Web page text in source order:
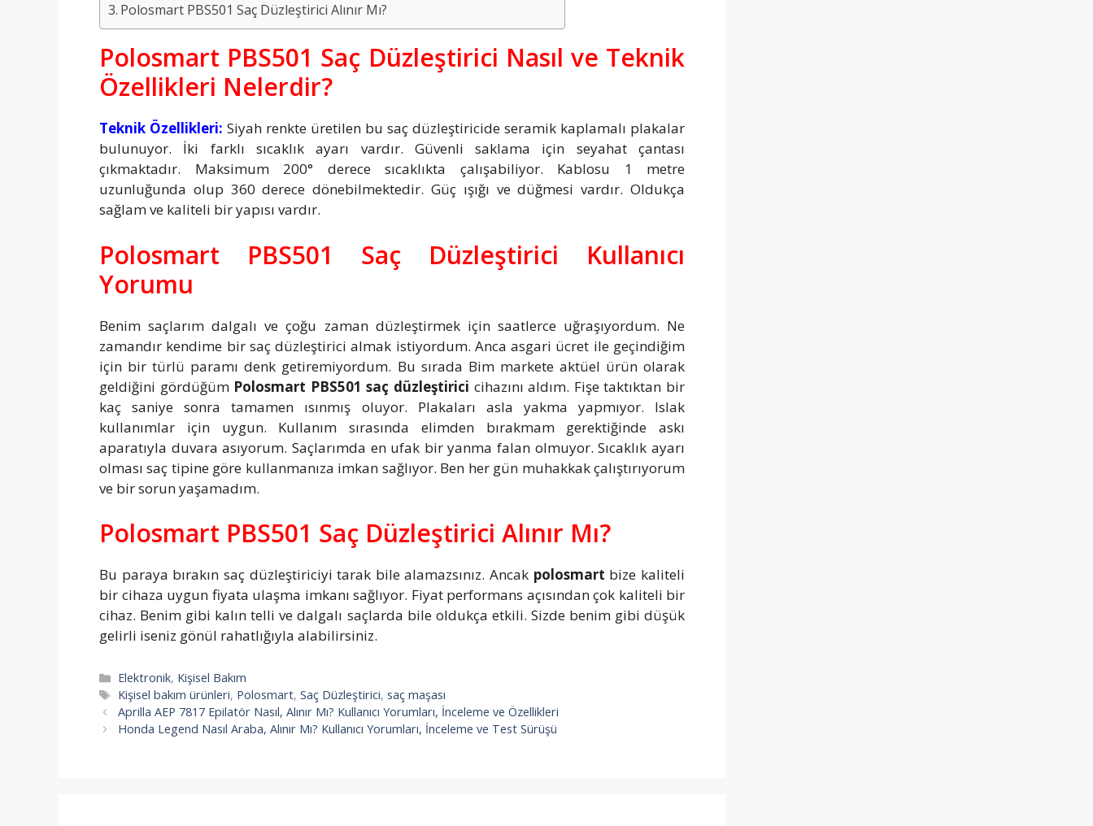
Polosmart PBS501 Saç Düzleştirici Alınır Mı?
Polosmart PBS501 Saç Düzleştirici Nasıl ve Teknik
Özellikleri Nelerdir?
Teknik Özellikleri: Siyah renkte üretilen bu saç düzleştiricide seramik kaplamalı plakalar
bulunuyor. İki farklı sıcaklık ayarı vardır. Güvenli saklama için seyahat çantası
çıkmaktadır. Maksimum 200° derece sıcaklıkta çalışabiliyor. Kablosu 1 metre
uzunluğunda olup 360 derece dönebilmektedir. Güç ışığı ve düğmesi vardır. Oldukça
sağlam ve kaliteli bir yapısı vardır.
Polosmart PBS501 Saç Düzleştirici Kullanıcı
Yorumu
Benim saçlarım dalgalı ve çoğu zaman düzleştirmek için saatlerce uğraşıyordum. Ne
zamandır kendime bir saç düzleştirici almak istiyordum. Anca asgari ücret ile geçindiğim
için bir türlü paramı denk getiremiyordum. Bu sırada Bim markete aktüel ürün olarak
geldiğini gördüğüm Polosmart PBS501 saç düzleştirici cihazını aldım. Fişe taktıktan bir
kaç saniye sonra tamamen ısınmış oluyor. Plakaları asla yakma yapmıyor. Islak
kullanımlar için uygun. Kullanım sırasında elimden bırakmam gerektiğinde askı
aparatıyla duvara asıyorum. Saçlarımda en ufak bir yanma falan olmuyor. Sıcaklık ayarı
olması saç tipine göre kullanmanıza imkan sağlıyor. Ben her gün muhakkak çalıştırıyorum
ve bir sorun yaşamadım.
Polosmart PBS501 Saç Düzleştirici Alınır Mı?
Bu paraya bırakın saç düzleştiriciyi tarak bile alamazsınız. Ancak polosmart bize kaliteli
bir cihaza uygun fiyata ulaşma imkanı sağlıyor. Fiyat performans açısından çok kaliteli bir
cihaz. Benim gibi kalın telli ve dalgalı saçlarda bile oldukça etkili. Sizde benim gibi düşük
gelirli iseniz gönül rahatlığıyla alabilirsiniz.
Kategoriler
Elektronik, Kişisel Bakım
Etiketler
Kişisel bakım ürünleri, Polosmart,Saç Düzleştirici,saç maşası
Aprilla AEP 7817 Epilatör Nasıl, Alınır Mı? Kullanıcı Yorumları, İnceleme ve Özellikleri
Honda Legend Nasıl Araba, Alınır Mı? Kullanıcı Yorumları, İnceleme ve Test Sürüşü